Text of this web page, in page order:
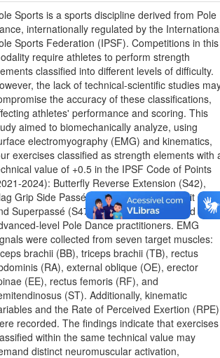
Sports is a sports discipline derived from Pole
internationally regulated by the
Sports Federation (IPSF). Competitions in this
require athletes to perform strength
classified into different levels of difficulty.
the lack of technical-scientific studies
the accuracy of these classifications,
athletes' performance and scoring. This
aimed to biomechanically analyze, using
electromyography (EMG) and kinematics,
exercises classified as strength elements with
value of +0.5 in the IPSF Code of Points
2024): Butterfly Reverse Extension (S42),
Grip Side Passé (S43), Hiphold Half Split
Superpassé (S47). The sample consisted of 15
level Pole Dance practitioners. EMG
were collected from seven target muscles:
brachii (BB), triceps brachii (TB), rectus
(RA), external oblique (OE), erector
(EE), rectus femoris (RF), and
(ST). Additionally, kinematic
and the Rate of Perceived Exertion (RPE)
recorded. The findings indicate that exercises
within the same technical value may
distinct neuromuscular activation,